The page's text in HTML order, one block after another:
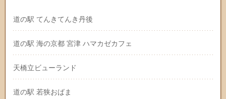
道の駅 てんきてんき丹後
道の駅 海の京都 宮津 ハマカゼカフェ
天橋立ビューランド
道の駅 若狭おばま